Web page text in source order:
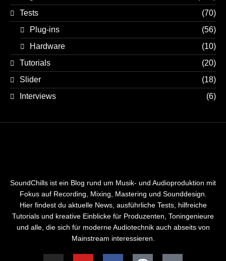
Tests
(70)
Plug-ins
(56)
Hardware
(10)
Tutorials
(20)
Slider
(18)
Interviews
(6)
SoundChills ist ein Blog rund um Musik- und Audioproduktion mit
Fokus auf Recording, Mixing, Mastering und Sounddesign.
Hier findest du aktuelle News, ausführliche Tests, hilfreiche
Tutorials und kreative Einblicke für Produzenten, Toningenieure
und alle, die sich für moderne Audiotechnik auch abseits von
Mainstream interessieren.